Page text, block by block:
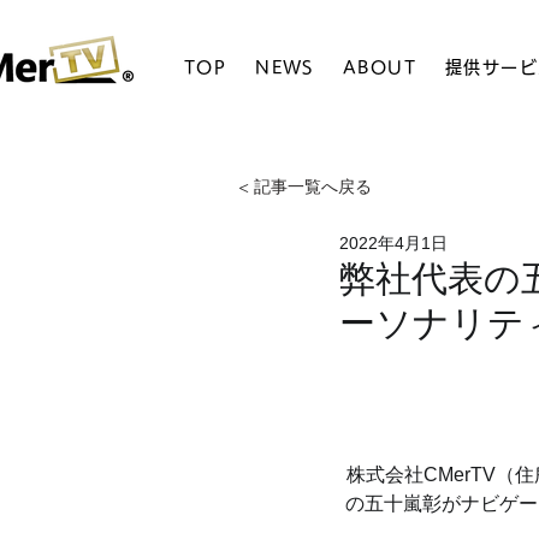
TOP NEWS ABOUT 提供サー
弊社代表の
ーソナリテ
2022年4月1日
株式会社CMerTV（
の五十嵐彰がナビゲ
< 記事一覧へ戻る